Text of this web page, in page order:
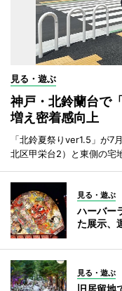
見る・遊ぶ
神戸・北鈴蘭台で
増え密着感向上
「北鈴夏祭りver1.5」が7
北区甲栄台2）と東側の宅
見る・遊ぶ
ハーバー
た展示、
見る・遊ぶ
旧居留地